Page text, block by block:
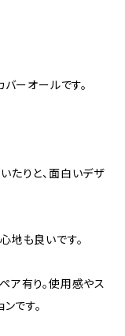
ーオールです。
たりと、面白いデザ
地も良いです。
ア有り。使用感やス
です。